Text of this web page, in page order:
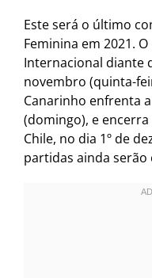
Este será o último
Feminina em 2021.
Internacional diante
novembro (quinta-
Canarinho enfrenta
(domingo), e
Chile, no dia 1º de
partidas ainda